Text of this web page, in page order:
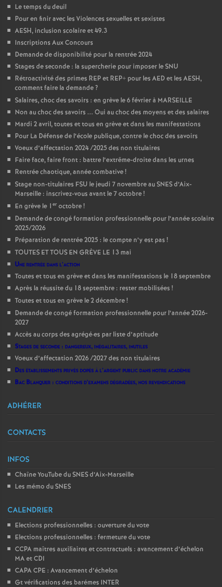
Le temps du deuil
Pour en finir avec les Violences sexuelles et sexistes
AESH, inclusion scolaire et 49.3
Inscriptions Aux Concours
Demande de disponibilité pour la rentrée 2024
Stages de seconde : la supercherie pour imposer le SNU
Rétroactivité des primes REP et REP+ pour les AED et les AESH,
comment faire la demande?
Salaires, choc des savoirs : en grève le 6 février à MARSEILLE
Non au choc des savoirs ... Oui au choc des moyens et des salaires
Mardi 2 avril, toutes et tous en grève et dans les manifestations
Pour La Défense de l’école publique, contre le choc des savoirs
Voeux d’affectation 2024 /2025 des non titulaires
Faire face, faire front : battre l’extrême-droite dans les urnes
Rentrée chaotique, année combative!
Stage non-titulaires FSU le jeudi 7 novembre au SNES d’Aix-
Marseille : inscrivez-vous avant le 7 octobre!
En grève le 1 er octobre!
Demande de congé formation professionnelle pour l’année scolaire
2025/2026
Préparation de rentrée 2025 : le compte n’y est pas !
TOUTES ET TOUS EN GRÈVE LE 13 mai
Une rentrée dans l’action
Toutes et tous en grève et dans les manifestations le 18 septembre
Après la réussite du 18 septembre : rester mobilisées !
Toutes et tous en grève le 2 décembre!
Demande de congé formation professionnelle pour l’année 2026-
2027
Accès au corps des agrégé·es par liste d’aptitude
Stages de seconde : dangereux, inégalitaires, inutiles
Voeux d’affectation 2026 /2027 des non titulaires
Des établissements privés dopés à l’argent public dans notre académie
Bac Blanquer : conditions d’examens dégradées, nos revendications
ADHÉRER
CONTACTS
INFOS
Chaîne YouTube du SNES d’Aix-Marseille
Les mémo du SNES
CALENDRIER
Elections professionnelles : ouverture du vote
Elections professionnelles : fermeture du vote
CCPA maîtres auxiliaires et contractuels : avancement d’échelon
MA et CDI
CAPA CPE : Avancement d’échelon
Gt vérifications des barémes INTER